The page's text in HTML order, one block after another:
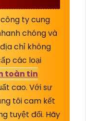
ty cung
chóng và
chỉ không
các loại
toàn tin
cao. Với sự
tôi cam kết
tuyệt đối. Hãy